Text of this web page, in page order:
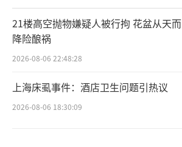
21楼高空抛物嫌疑人被行拘 花盆从天而
降险酿祸
2026-08-06 22:48:28
上海床虱事件：酒店卫生问题引热议
2026-08-06 18:30:09